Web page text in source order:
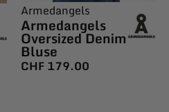
Armedangels
Armedangels
Oversized Denim
Bluse
CHF179.00